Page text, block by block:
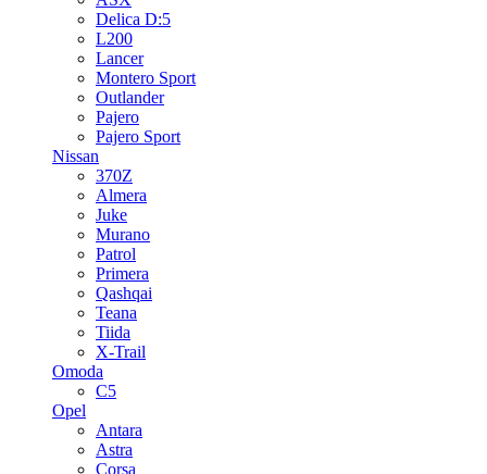
Delica D:5
L200
Lancer
Montero Sport
Outlander
Pajero
Pajero Sport
Nissan
370Z
Almera
Juke
Murano
Patrol
Primera
Qashqai
Teana
Tiida
X-Trail
Omoda
C5
Opel
Antara
Astra
Corsa